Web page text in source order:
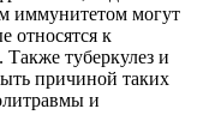
иммунитетом могут
относятся к
туберкулез и
причиной таких
и